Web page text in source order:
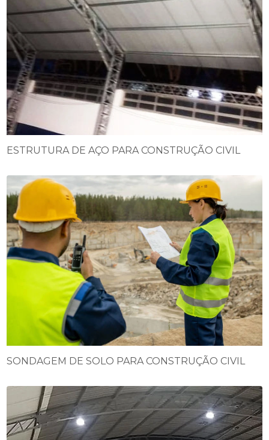
ESTRUTURA DE AÇO PARA CONSTRUÇÃO CIVIL
SONDAGEM DE SOLO PARA CONSTRUÇÃO CIVIL